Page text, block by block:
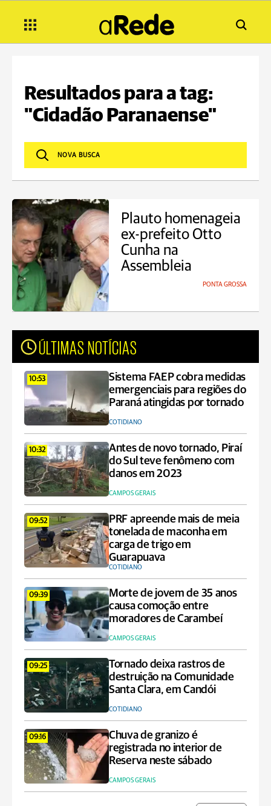
Resultados para a tag:
"Cidadão Paranaense"
Plauto homenageia
ex-prefeito Otto
Cunha na
Assembleia
PONTA GROSSA
ÚLTIMAS NOTÍCIAS
10:53
Sistema FAEP cobra medidas
emergenciais para regiões do
Paraná atingidas por tornado
COTIDIANO
10:32
Antes de novo tornado, Piraí
do Sul teve fenômeno com
danos em 2023
CAMPOS GERAIS
09:52
PRF apreende mais de meia
tonelada de maconha em
carga de trigo em
Guarapuava
COTIDIANO
09:39
Morte de jovem de 35 anos
causa comoção entre
moradores de Carambeí
CAMPOS GERAIS
09:25
Tornado deixa rastros de
destruição na Comunidade
Santa Clara, em Candói
COTIDIANO
09:16
Chuva de granizo é
registrada no interior de
Reserva neste sábado
CAMPOS GERAIS